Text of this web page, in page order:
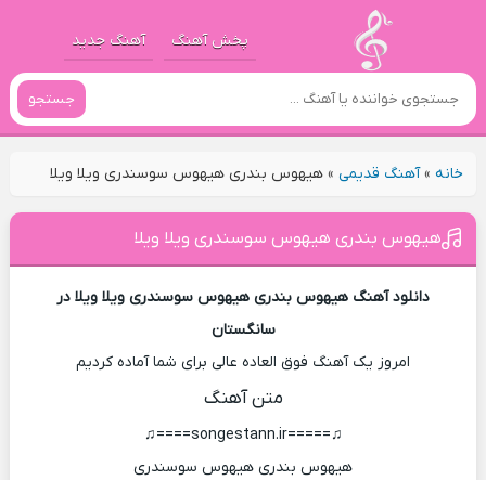
پخش آهنگ آهنگ جدید
جستجو
خانه»آهنگ قدیمی» هیهوس بندری هیهوس سوسندری ویلا ویلا
هیهوس بندری هیهوس سوسندری ویلا ویلا
دانلود آهنگ هیهوس بندری هیهوس سوسندری ویلا ویلا در
سانگستان
امروز یک آهنگ فوق العاده عالی برای شما آماده کردیم
متن آهنگ
♫=====songestann.ir====♫
هیهوس بندری هیهوس سوسندری